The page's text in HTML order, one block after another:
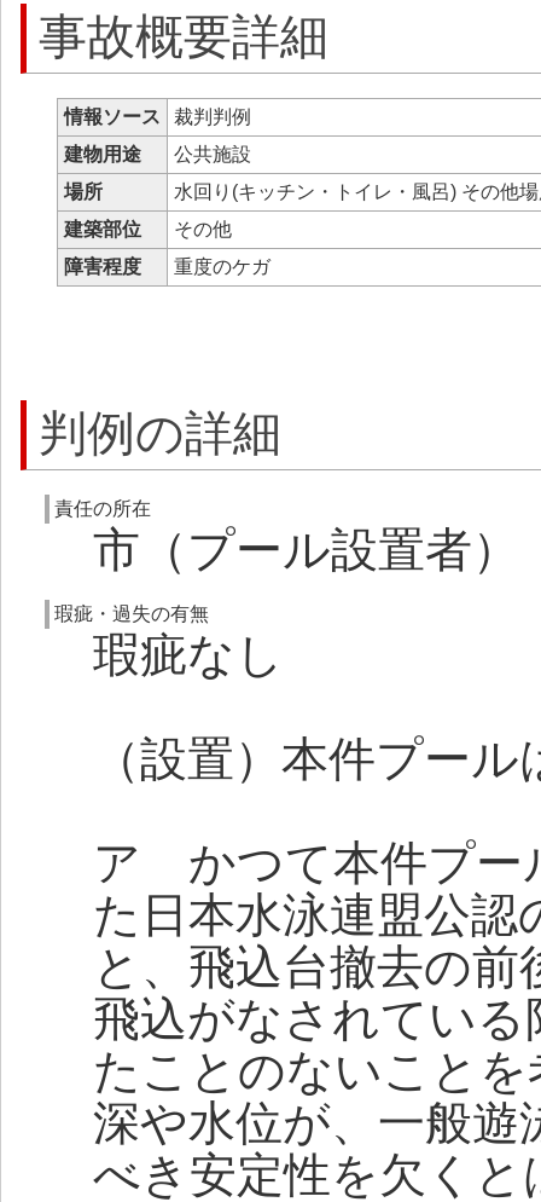
事故概要詳細
情報ソース
裁判判例
建物用途
公共施設
場所
水回り(キッチン・トイレ・風呂) その他
建築部位
その他
障害程度
重度のケガ
判例の詳細
責任の所在
市（プール設置者）
瑕疵・過失の有無
瑕疵なし
（設置）本件プール
ア かつて本件プー
た日本水泳連盟公
と、飛込台撤去の
飛込がなされてい
たことのないこと
深や水位が、一般
べき安定性を欠く